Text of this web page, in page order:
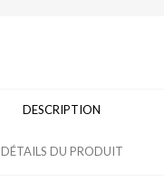
DESCRIPTION
DÉTAILS DU PRODUIT